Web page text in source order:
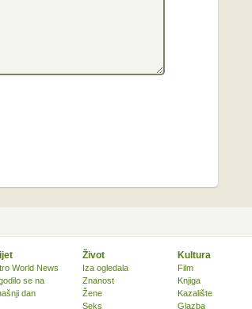
World News
se na
dan
Život
Iza ogledala
Znanost
Žene
Seks
Kultura
Film
Knjiga
Kazalište
Glazba